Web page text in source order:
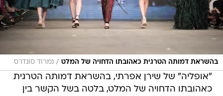
בהשראת דמותה הטרגית כאהובתו הדחויה של המלט / נמרוד סונדרס
"אופליה" של שירן אפרתי, בהשראת דמותה הטרגית
כאהובתו הדחויה של המלט, בלטה בשל הקשר בין